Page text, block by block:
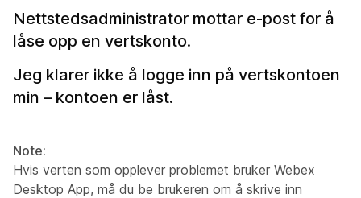
Nettstedsadministrator mottar e-post for å
låse opp en vertskonto.
Jeg klarer ikke å logge inn på vertskontoen
min – kontoen er låst.
Note:
Hvis verten som opplever problemet bruker Webex
Desktop App, må du be brukeren om å skrive inn